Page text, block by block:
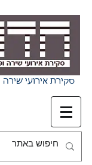
סקירת אירועי שירה